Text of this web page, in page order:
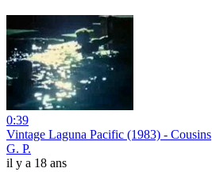
0:39
Vintage Laguna Pacific (1983) - Cousins
G. P.
il y a 18 ans